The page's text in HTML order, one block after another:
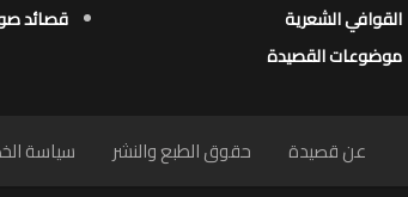
القوافي الشعرية​
موضوعات القصيدة​
قصائد
عن قصيدة حقوق الطبع والنشر سياسة